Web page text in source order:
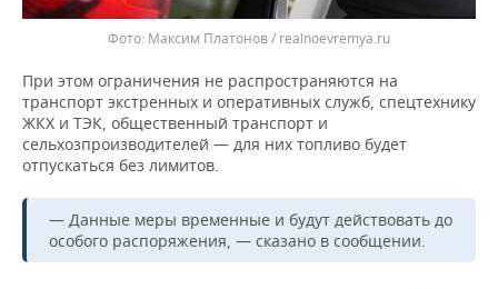
Максим Платонов / realnoevremya.ru
При этом ограничения не распространяются на
транспорт экстренных и оперативных служб, спецтехнику
ЖКХ и ТЭК, общественный транспорт и
сельхозпроизводителей — для них топливо будет
отпускаться без лимитов.
— Данные меры временные и будут действовать до
особого распоряжения, — сказано в сообщении.